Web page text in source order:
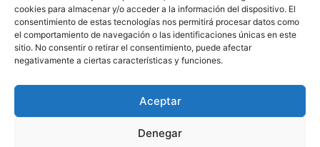
cookies para almacenar y/o acceder a la información del dispositivo. El
consentimiento de estas tecnologías nos permitirá procesar datos como
el comportamiento de navegación o las identificaciones únicas en este
sitio. No consentir o retirar el consentimiento, puede afectar
negativamente a ciertas características y funciones.
Aceptar
Denegar
Aviso Legal
910 607 564